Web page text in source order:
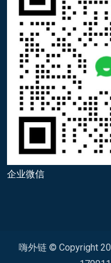
企业微信
嗨外链 © Copyright